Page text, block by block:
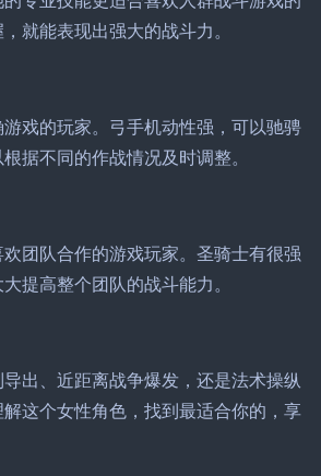
就能表现出强大的战斗力。
戏的玩家。弓手机动性强，可以驰骋
据不同的作战情况及时调整。
团队合作的游戏玩家。圣骑士有很强
提高整个团队的战斗能力。
出、近距离战争爆发，还是法术操纵
这个女性角色，找到最适合你的，享